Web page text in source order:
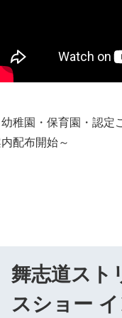
幼稚園・保育園・認定
配布開始～
舞志道スト
スショー